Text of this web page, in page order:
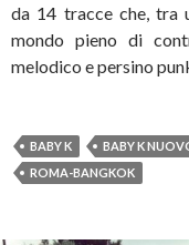
da 14 tracce che, tra
mondo pieno di
melodico e persino
BABY K BABY K
ROMA-BANGKOK